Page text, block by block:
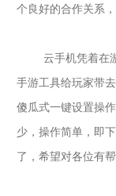
个良好的合作关系
云手机凭着在
手游工具给玩家带
傻瓜式一键设置操作
少，操作简单，即
了，希望对各位有帮